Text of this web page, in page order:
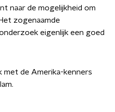
naar de mogelijkheid om
zogenaamde
eigenlijk een goed
met de Amerika-kenners